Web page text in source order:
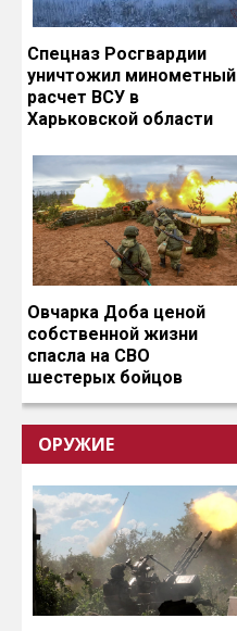
Спецназ Росгвардии
уничтожил минометный
расчет ВСУ в
Харьковской области
Овчарка Доба ценой
собственной жизни
спасла на СВО
шестерых бойцов
ОРУЖИЕ